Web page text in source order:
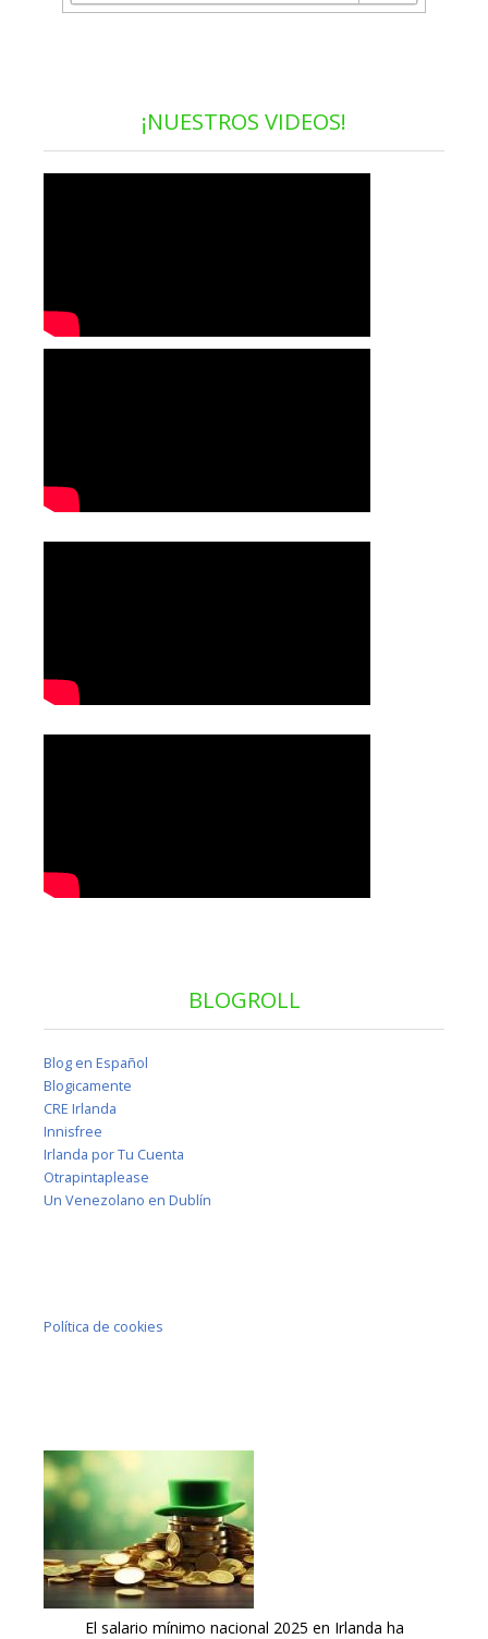
¡NUESTROS VIDEOS!
BLOGROLL
Blog en Español
Blogicamente
CRE Irlanda
Innisfree
Irlanda por Tu Cuenta
Otrapintaplease
Un Venezolano en Dublín
Política de cookies
El salario mínimo nacional 2025 en Irlanda ha